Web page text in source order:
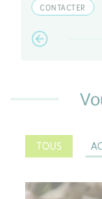
CONTACTER
TOUS